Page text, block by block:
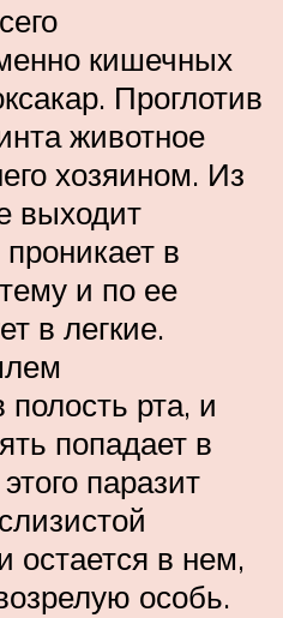
кишечных
Проглотив
животное
хозяином. Из
выходит
в
и по ее
в легкие.
рта, и
попадает в
паразит
остается в нем,
особь.